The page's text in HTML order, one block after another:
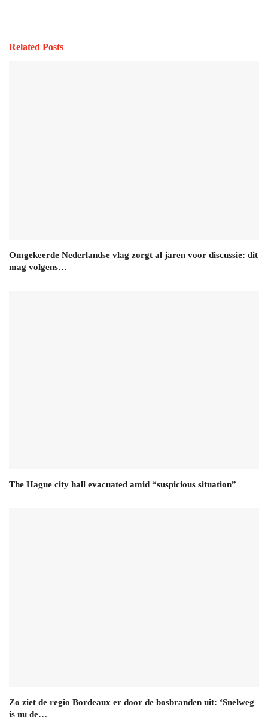
Related Posts
Omgekeerde Nederlandse vlag zorgt al jaren voor discussie: dit
mag volgens…
The Hague city hall evacuated amid “suspicious situation”
Zo ziet de regio Bordeaux er door de bosbranden uit: ‘Snelweg
is nu de…